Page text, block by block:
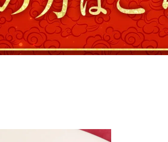
、大学・専門学校様、卸売店